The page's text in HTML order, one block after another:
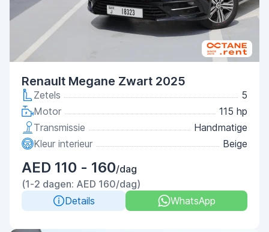
Renault Megane Zwart 2025
Zetels
5
Motor
115 hp
Transmissie
Handmatige
Kleur interieur
Beige
AED 110 - 160/dag
(1-2 dagen: AED 160/dag)
Details
WhatsApp